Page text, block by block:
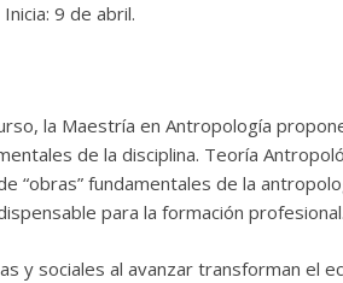
9 de abril.
la Maestría en Antropología
de la disciplina. Teoría
“obras” fundamentales de la
para la formación profesional.
y sociales al avanzar transforman